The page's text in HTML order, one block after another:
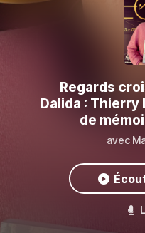
Regards
Dalida :
de
avec